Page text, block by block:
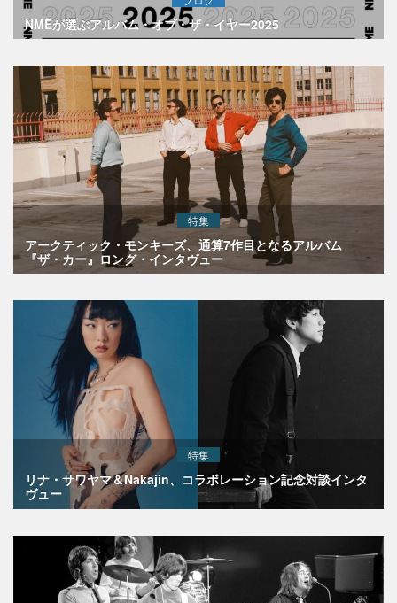
NMEが選ぶアルバム・オブ・ザ・イヤー2025
特集
アークティック・モンキーズ、通算7作目となるアルバム
『ザ・カー』ロング・インタヴュー
特集
リナ・サワヤマ＆Nakajin、コラボレーション記念対談インタ
ヴュー